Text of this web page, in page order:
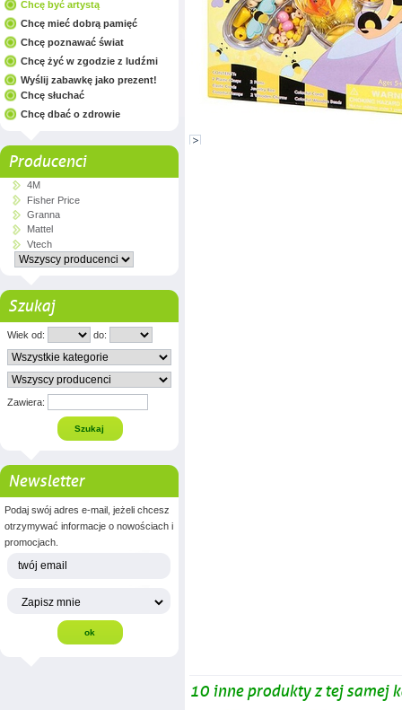
Chcę być artystą
Chcę mieć dobrą pamięć
Chcę poznawać świat
Chcę żyć w zgodzie z ludźmi
Wyślij zabawkę jako prezent!
Chcę słuchać
Chcę dbać o zdrowie
Producenci
4M
Fisher Price
Granna
Mattel
Vtech
Szukaj
Wiek od: do:
Zawiera:
Newsletter
Podaj swój adres e-mail, jeżeli chcesz
otrzymywać informacje o nowościach i
promocjach.
10 inne produkty z tej samej